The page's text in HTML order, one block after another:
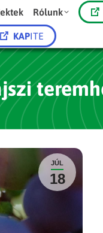
Rólunk
KAPITE
JÚL
18